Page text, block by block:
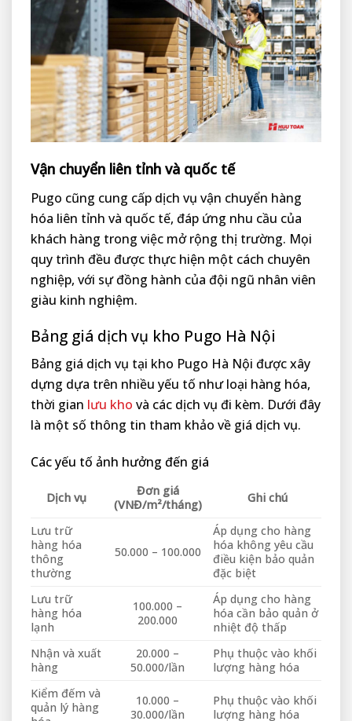
Vận chuyển liên tỉnh và quốc tế
Pugo cũng cung cấp dịch vụ vận chuyển hàng
hóa liên tỉnh và quốc tế, đáp ứng nhu cầu của
khách hàng trong việc mở rộng thị trường. Mọi
quy trình đều được thực hiện một cách chuyên
nghiệp, với sự đồng hành của đội ngũ nhân viên
giàu kinh nghiệm.
Bảng giá dịch vụ kho Pugo Hà Nội
Bảng giá dịch vụ tại kho Pugo Hà Nội được xây
dựng dựa trên nhiều yếu tố như loại hàng hóa,
thời gian lưu kho và các dịch vụ đi kèm. Dưới đây
là một số thông tin tham khảo về giá dịch vụ.
Các yếu tố ảnh hưởng đến giá
Dịch vụ
Đơn giá
(VNĐ/m²/tháng)
Ghi chú
Lưu trữ
hàng hóa
thông
thường
50.000 – 100.000
Áp dụng cho hàng
hóa không yêu cầu
điều kiện bảo quản
đặc biệt
Lưu trữ
hàng hóa
lạnh
100.000 –
200.000
Áp dụng cho hàng
hóa cần bảo quản ở
nhiệt độ thấp
Nhận và xuất
hàng
20.000 –
50.000/lần
Phụ thuộc vào khối
lượng hàng hóa
Kiểm đếm và
quản lý hàng
10.000 –
30.000/lần
Phụ thuộc vào khối
lượng hàng hóa